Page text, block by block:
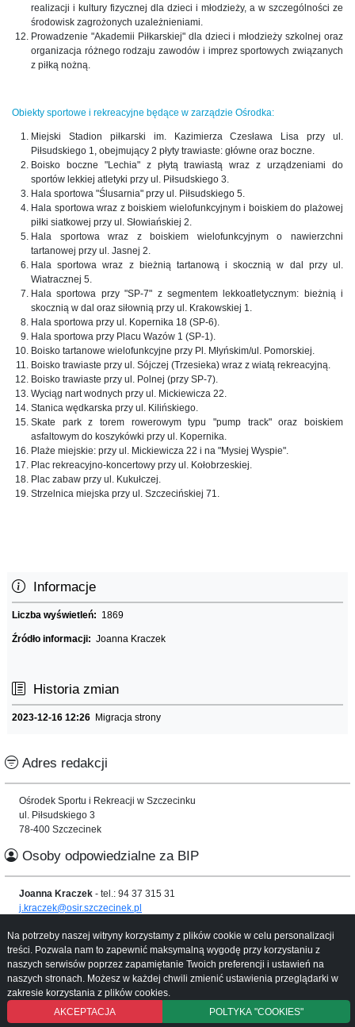
realizacji i kultury fizycznej dla dzieci i młodzieży, a w szczególności ze
środowisk zagrożonych uzależnieniami.
Prowadzenie "Akademii Piłkarskiej" dla dzieci i młodzieży szkolnej oraz
organizacja różnego rodzaju zawodów i imprez sportowych związanych
z piłką nożną.
Obiekty sportowe i rekreacyjne będące w zarządzie Ośrodka:
Miejski Stadion piłkarski im. Kazimierza Czesława Lisa przy ul.
Piłsudskiego 1, obejmujący 2 płyty trawiaste: główne oraz boczne.
Boisko boczne "Lechia" z płytą trawiastą wraz z urządzeniami do
sportów lekkiej atletyki przy ul. Piłsudskiego 3.
Hala sportowa "Ślusarnia" przy ul. Piłsudskiego 5.
Hala sportowa wraz z boiskiem wielofunkcyjnym i boiskiem do plażowej
piłki siatkowej przy ul. Słowiańskiej 2.
Hala sportowa wraz z boiskiem wielofunkcyjnym o nawierzchni
tartanowej przy ul. Jasnej 2.
Hala sportowa wraz z bieżnią tartanową i skocznią w dal przy ul.
Wiatracznej 5.
Hala sportowa przy "SP-7" z segmentem lekkoatletycznym: bieżnią i
skocznią w dal oraz siłownią przy ul. Krakowskiej 1.
Hala sportowa przy ul. Kopernika 18 (SP-6).
Hala sportowa przy Placu Wazów 1 (SP-1).
Boisko tartanowe wielofunkcyjne przy Pl. Młyńskim/ul. Pomorskiej.
Boisko trawiaste przy ul. Sójczej (Trzesieka) wraz z wiatą rekreacyjną.
Boisko trawiaste przy ul. Polnej (przy SP-7).
Wyciąg nart wodnych przy ul. Mickiewicza 22.
Stanica wędkarska przy ul. Kilińskiego.
Skate park z torem rowerowym typu "pump track" oraz boiskiem
asfaltowym do koszykówki przy ul. Kopernika.
Plaże miejskie: przy ul. Mickiewicza 22 i na "Mysiej Wyspie".
Plac rekreacyjno-koncertowy przy ul. Kołobrzeskiej.
Plac zabaw przy ul. Kukułczej.
Strzelnica miejska przy ul. Szczecińskiej 71.
Informacje
Liczba wyświetleń: 1869
Źródło informacji: Joanna Kraczek
Historia zmian
2023-12-16 12:26 Migracja strony
Adres redakcji
Ośrodek Sportu i Rekreacji w Szczecinku
ul. Piłsudskiego 3
78-400 Szczecinek
Osoby odpowiedzialne za BIP
Joanna Kraczek - tel.: 94 37 315 31
j.kraczek@osir.szczecinek.pl
Informacje o serwisie
Mapa serwisu
Instrukcja obsługi
Na potrzeby naszej witryny korzystamy z plików cookie w celu personalizacji
treści. Pozwala nam to zapewnić maksymalną wygodę przy korzystaniu z
naszych serwisów poprzez zapamiętanie Twoich preferencji i ustawień na
naszych stronach. Możesz w każdej chwili zmienić ustawienia przeglądarki w
zakresie korzystania z plików cookies.
AKCEPTACJA
POLTYKA "COOKIES"